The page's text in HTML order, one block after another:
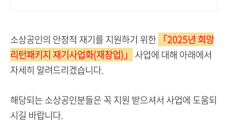
소상공인의 안정적 재기를 지원하기 위한 「2025년 희망
리턴패키지 재기사업화(재창업)」 사업에 대해 아래에서
자세히 알려드리겠습니다.
해당되는 소상공인분들은 꼭 지원 받으셔서 사업에 도움되
시길 바랍니다.